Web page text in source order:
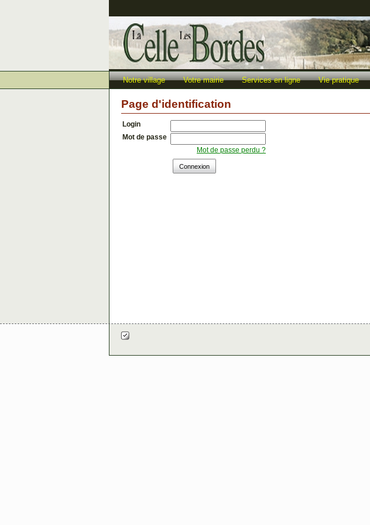
Notre village Votre mairie Services en ligne Vie pratique
Page d'identification
Login
Mot de passe
Mot de passe perdu ?